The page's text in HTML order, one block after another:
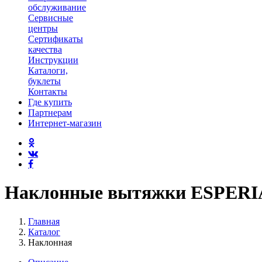
обслуживание
Сервисные
центры
Сертификаты
качества
Инструкции
Каталоги,
буклеты
Контакты
Где купить
Партнерам
Интернет-магазин
Наклонные вытяжки
Главная
Каталог
Наклонная